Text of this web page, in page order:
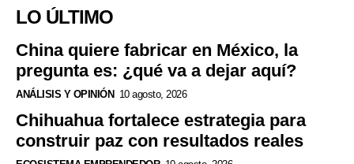
LO ÚLTIMO
China quiere fabricar en México, la
pregunta es: ¿qué va a dejar aquí?
ANÁLISIS Y OPINIÓN 10 agosto, 2026
Chihuahua fortalece estrategia para
construir paz con resultados reales